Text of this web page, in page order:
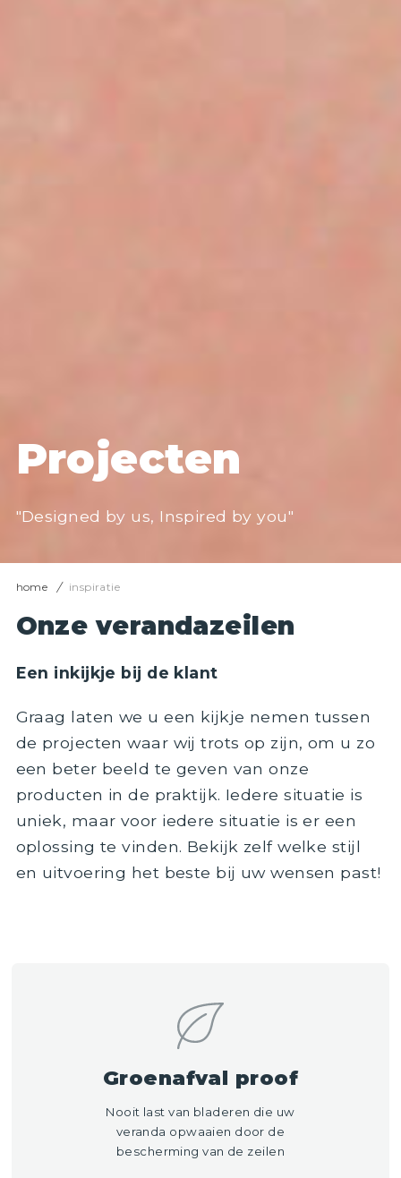
Projecten
"Designed by us, Inspired by you"
home inspiratie
Onze verandazeilen
Een inkijkje bij de klant
Graag laten we u een kijkje nemen tussen
de projecten waar wij trots op zijn, om u zo
een beter beeld te geven van onze
producten in de praktijk. Iedere situatie is
uniek, maar voor iedere situatie is er een
oplossing te vinden. Bekijk zelf welke stijl
en uitvoering het beste bij uw wensen past!
Groenafval proof
Nooit last van bladeren die uw
veranda opwaaien door de
bescherming van de zeilen